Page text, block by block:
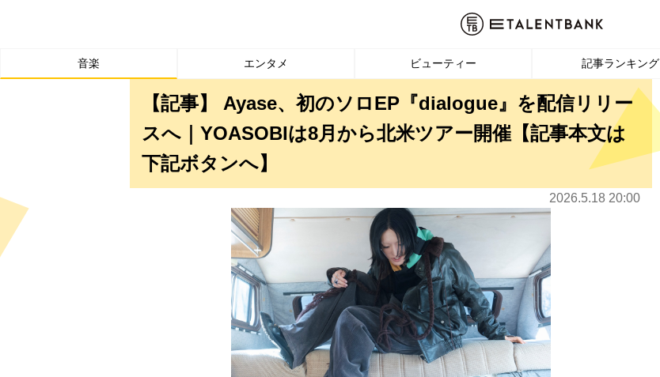
音楽 エンタメ ビューティー 記事ランキング
【記事】 Ayase、初のソロEP『dialogue』を配信リリー
スへ｜YOASOBIは8月から北米ツアー開催【記事本文は
下記ボタンへ】
2026.5.18 20:00